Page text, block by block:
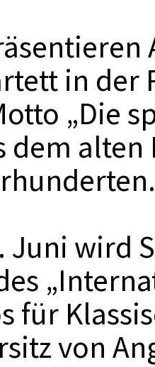
in
„Die
dem
Juni wird
für
von